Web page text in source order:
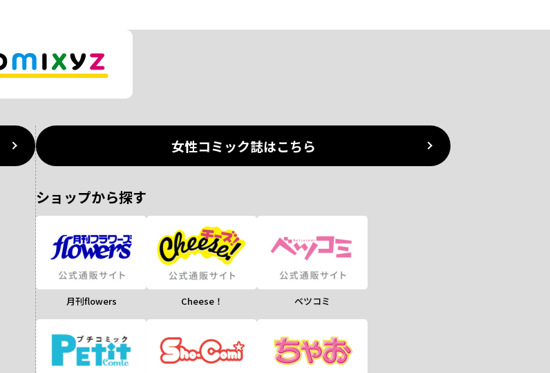
女性コミック誌はこちら
ショップから探す
月刊flowers Cheese！ ベツコミ